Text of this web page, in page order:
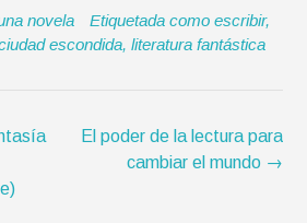
p
a
i
novela Etiquetada como escribir,
escondida, literatura fantástica
El poder de la lectura para
cambiar el mundo →